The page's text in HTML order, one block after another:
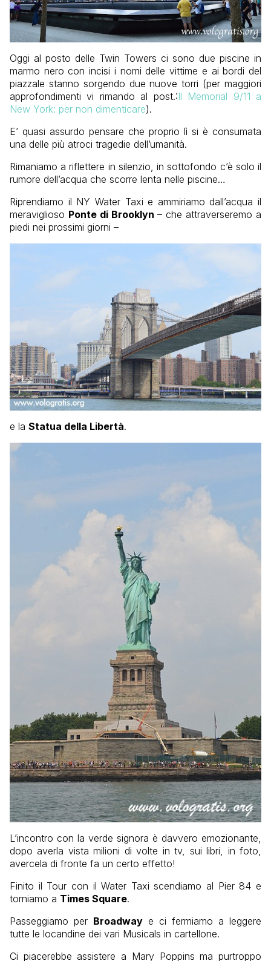
Oggi al posto delle Twin Towers ci sono due piscine in
marmo nero con incisi i nomi delle vittime e ai bordi del
piazzale stanno sorgendo due nuove torri (per maggiori
approfondimenti vi rimando al post.:Il Memorial 9/11 a
New York: per non dimenticare).
E’ quasi assurdo pensare che proprio lì si è consumata
una delle più atroci tragedie dell’umanità.
Rimaniamo a riflettere in silenzio, in sottofondo c’è solo il
rumore dell’acqua che scorre lenta nelle piscine…
Riprendiamo il NY Water Taxi e ammiriamo dall’acqua il
meraviglioso Ponte di Brooklyn – che attraverseremo a
piedi nei prossimi giorni –
e la Statua della Libertà.
L’incontro con la verde signora è davvero emozionante,
dopo averla vista milioni di volte in tv, sui libri, in foto,
avercela di fronte fa un certo effetto!
Finito il Tour con il Water Taxi scendiamo al Pier 84 e
torniamo a Times Square.
Passeggiamo per Broadway e ci fermiamo a leggere
tutte le locandine dei vari Musicals in cartellone.
Ci piacerebbe assistere a Mary Poppins ma purtroppo